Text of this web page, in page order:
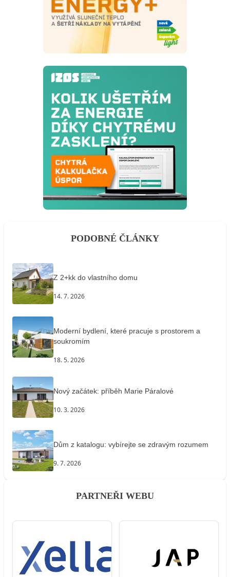
PODOBNÉ ČLÁNKY
Z 2+kk do vlastního domu
14. 7. 2026
Moderní bydlení, které pracuje s prostorem a
soukromím
18. 5. 2026
Nový začátek: příběh Marie Páralové
10. 3. 2026
Dům z katalogu: vybírejte se zdravým rozumem
9. 7. 2026
PARTNEŘI WEBU